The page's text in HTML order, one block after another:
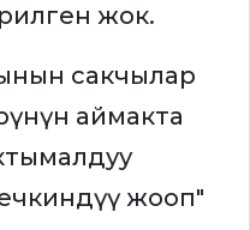
жок.
сакчылар
аймакта
жооп"